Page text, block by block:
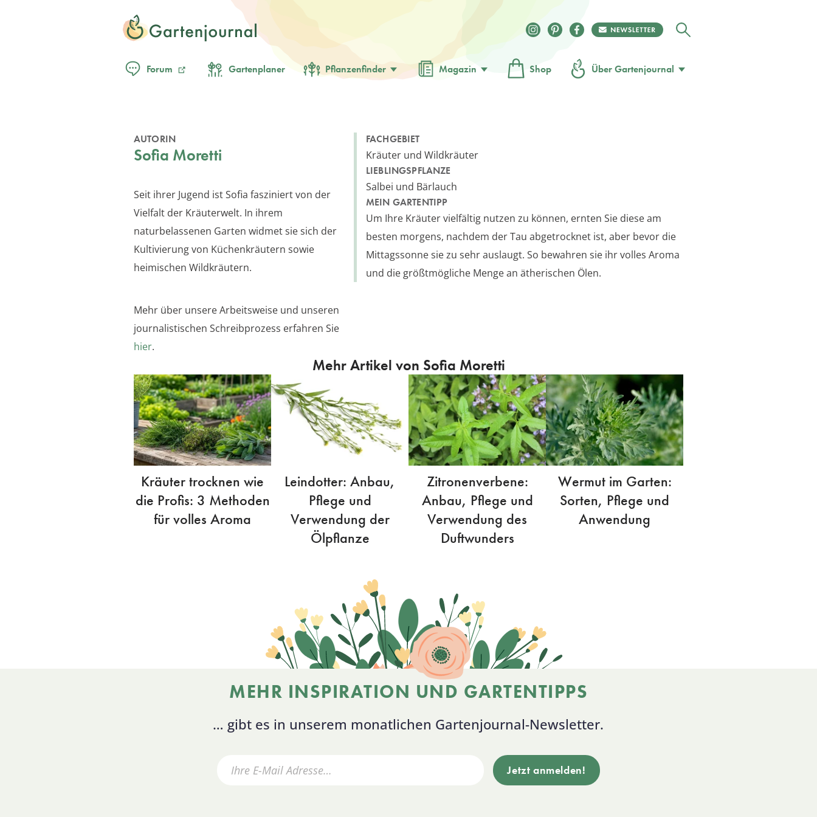
Forum Gartenplaner Pflanzenfinder Magazin Shop Über Gartenjournal
AUTORIN
Sofia Moretti
Seit ihrer Jugend ist Sofia fasziniert von der
Vielfalt der Kräuterwelt. In ihrem
naturbelassenen Garten widmet sie sich der
Kultivierung von Küchenkräutern sowie
heimischen Wildkräutern.
Mehr über unsere Arbeitsweise und unseren
journalistischen Schreibprozess erfahren Sie
hier.
FACHGEBIET
Kräuter und Wildkräuter
LIEBLINGSPFLANZE
Salbei und Bärlauch
MEIN GARTENTIPP
Um Ihre Kräuter vielfältig nutzen zu können, ernten Sie diese am
besten morgens, nachdem der Tau abgetrocknet ist, aber bevor die
Mittagssonne sie zu sehr auslaugt. So bewahren sie ihr volles Aroma
und die größtmögliche Menge an ätherischen Ölen.
Mehr Artikel von Sofia Moretti
Kräuter trocknen wie
die Profis: 3 Methoden
für volles Aroma
Leindotter: Anbau,
Pflege und
Verwendung der
Ölpflanze
Zitronenverbene:
Anbau, Pflege und
Verwendung des
Duftwunders
Wermut im Garten:
Sorten, Pflege und
Anwendung
MEHR INSPIRATION UND GARTENTIPPS
… gibt es in unserem monatlichen Gartenjournal-Newsletter.